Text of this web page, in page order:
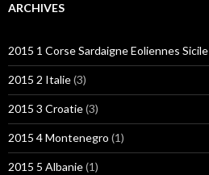
ARCHIVES
2015 1 Corse Sardaigne Eoliennes Sicile
2015 2 Italie(3)
2015 3 Croatie(3)
2015 4 Montenegro (1)
2015 5 Albanie(1)